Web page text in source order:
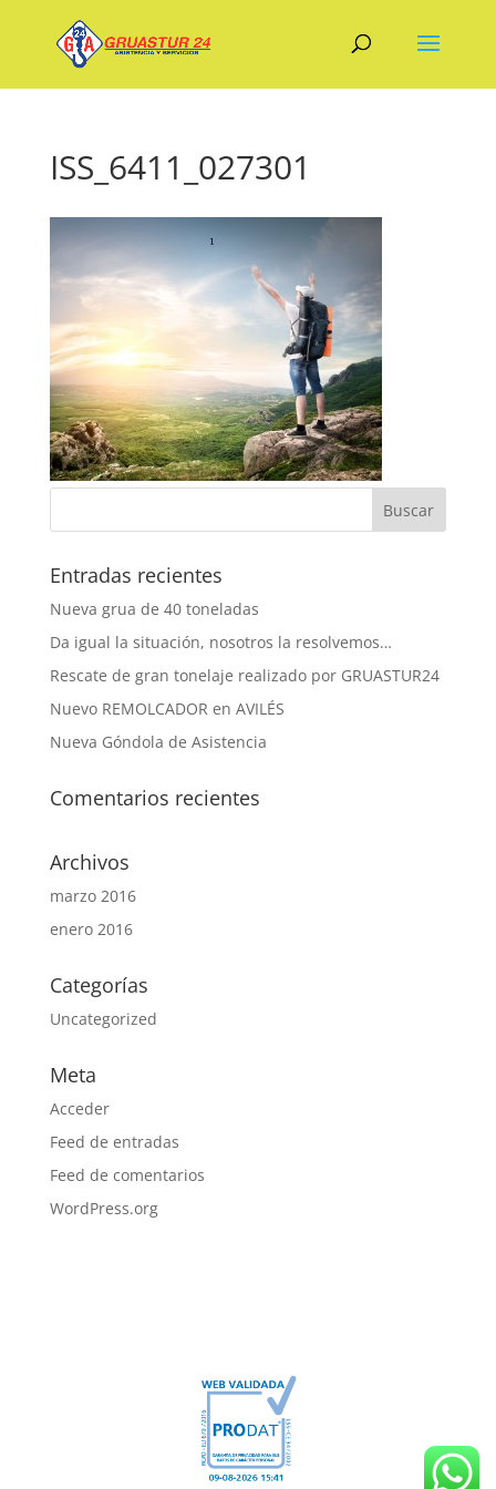
ISS_6411_027301
Entradas recientes
Nueva grua de 40 toneladas
Da igual la situación, nosotros la resolvemos…
Rescate de gran tonelaje realizado por GRUASTUR24
Nuevo REMOLCADOR en AVILÉS
Nueva Góndola de Asistencia
Comentarios recientes
Archivos
marzo 2016
enero 2016
Categorías
Uncategorized
Meta
Acceder
Feed de entradas
Feed de comentarios
WordPress.org